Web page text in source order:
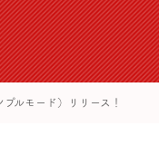
ルモード）リリース！